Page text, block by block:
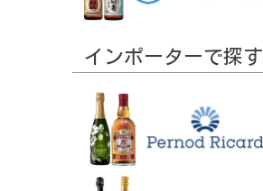
インポーターで探す